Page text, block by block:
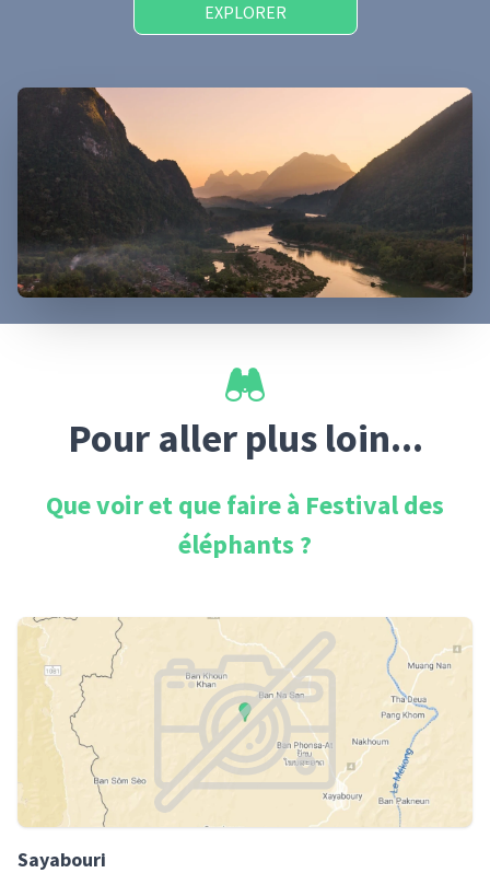
EXPLORER
Pour aller plus loin...
Que voir et que faire à Festival des
éléphants ?
Sayabouri